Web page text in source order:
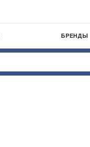
БРЕНДЫ